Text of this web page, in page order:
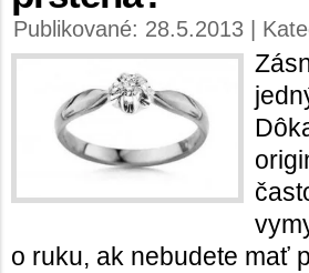
Publikované: 28.5.2013 |
o ruku, ak nebudete mať